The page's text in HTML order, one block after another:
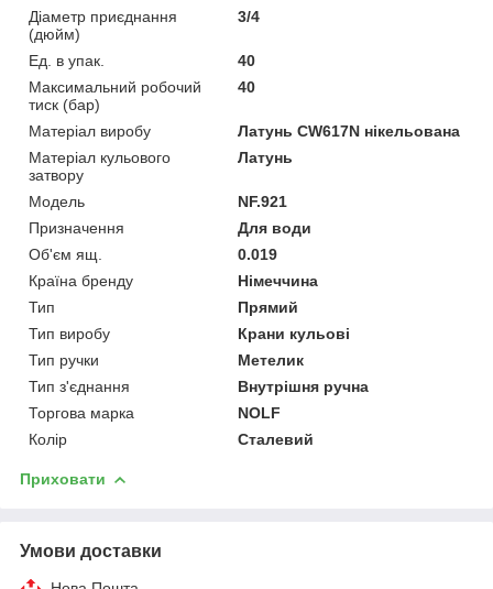
Діаметр приєднання
(дюйм)
3/4
Ед. в упак.
40
Максимальний робочий
тиск (бар)
40
Матеріал виробу
Латунь CW617N нікельована
Матеріал кульового
затвору
Латунь
Мoдель
NF.921
Призначення
Для води
Об'єм ящ.
0.019
Країна бренду
Німеччина
Тип
Прямий
Тип виробу
Крани кульові
Тип ручки
Метелик
Тип з'єднання
Внутрішня ручна
Торгова марка
NOLF
Колір
Сталевий
Приховати
Умови доставки